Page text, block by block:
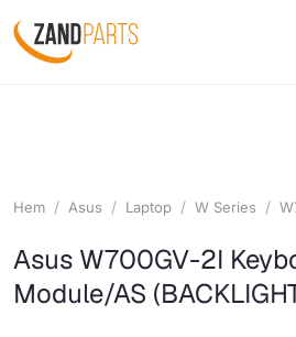
Hem Asus Laptop W Series
Asus W700GV-2I
Module/AS